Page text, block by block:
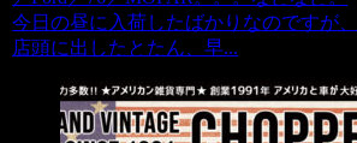
今日の昼に入荷したばかりなのですが、
店頭に出したとたん、早...